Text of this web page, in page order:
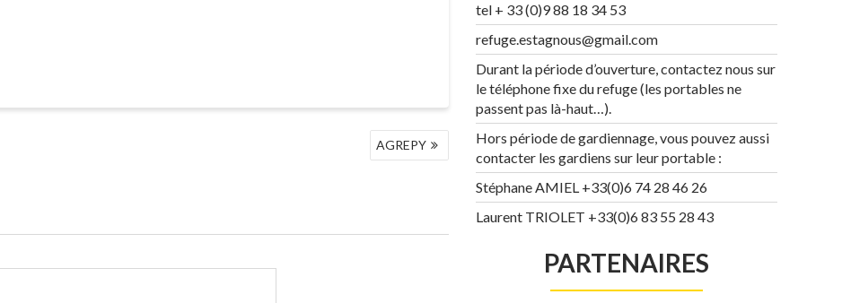
AGREPY
tel + 33 (0)9 88 18 34 53
refuge.estagnous@gmail.com
Durant la période d’ouverture, contactez nous sur
le téléphone fixe du refuge (les portables ne
passent pas là-haut…).
Hors période de gardiennage, vous pouvez aussi
contacter les gardiens sur leur portable :
Stéphane AMIEL +33(0)6 74 28 46 26
Laurent TRIOLET +33(0)6 83 55 28 43
PARTENAIRES